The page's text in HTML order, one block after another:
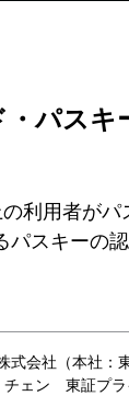
パスキ
利用者が
パスキーの
式会社（本社：
チェン 東証プ